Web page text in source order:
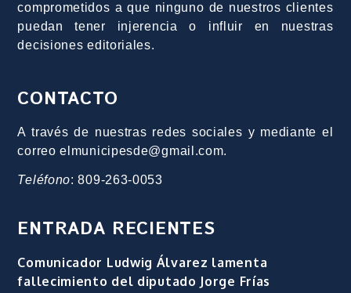
comprometidos a que ninguno de nuestros clientes
puedan tener injerencia o influir en nuestras
decisiones editoriales.
CONTACTO
A través de nuestras redes sociales y mediante el
correo elmunicipesde@gmail.com.
Teléfono: 809-263-0053
ENTRADA RECIENTES
Comunicador Ludwig Álvarez lamenta
fallecimiento del diputado Jorge Frías